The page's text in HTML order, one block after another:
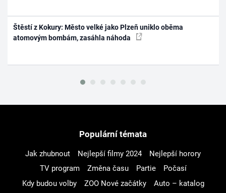
Štěstí z Kokury: Město velké jako Plzeň uniklo oběma
atomovým bombám, zasáhla náhoda
Populární témata
Jak zhubnout Nejlepší filmy 2024
Nejlepší horory
TV program
Změna času Partie
Počasí
Kdy budou volby
ZOO Nové začátky
Auto – katalog